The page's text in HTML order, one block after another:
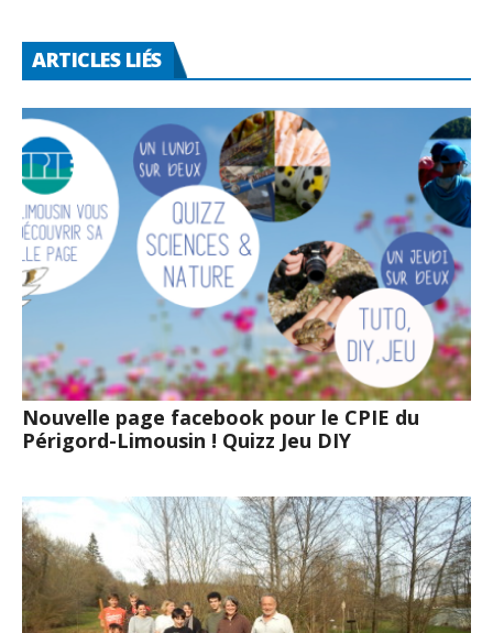
ARTICLES LIÉS
Nouvelle page facebook pour le CPIE du
Périgord-Limousin ! Quizz Jeu DIY